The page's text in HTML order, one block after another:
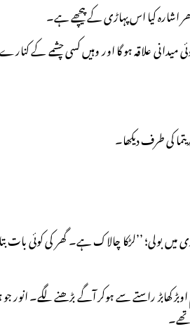
اشارہ کیا اس پہاڑی کے پیچھے ہے۔
میدانی علاقہ ہو گا اور وہیں کسی چشمے کے
کی طرف دیکھا۔
میں بولی؛ ’’لڑکا چالاک ہے۔ گھر کی کوئی بات
کھابڑ راستے سے ہوکر آگے بڑھنے لگے۔ انور جو